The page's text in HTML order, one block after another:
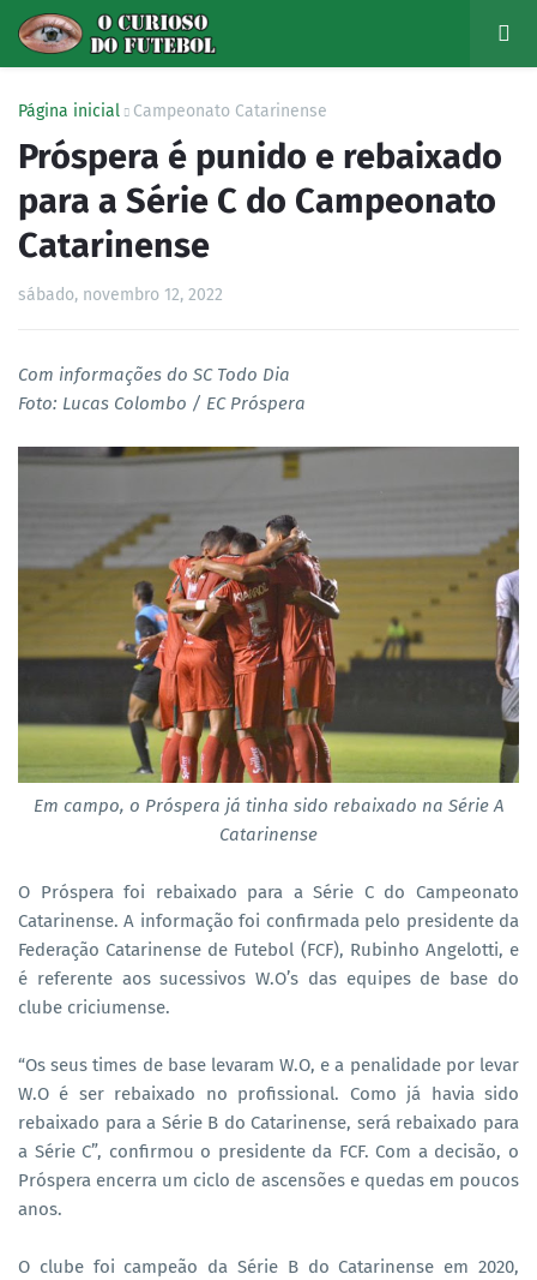
Página inicial Campeonato Catarinense
Próspera é punido e rebaixado
para a Série C do Campeonato
Catarinense
sábado, novembro 12, 2022
Com informações do SC Todo Dia
Foto: Lucas Colombo / EC Próspera
Em campo, o Próspera já tinha sido rebaixado na Série A
Catarinense
O Próspera foi rebaixado para a Série C do Campeonato
Catarinense. A informação foi confirmada pelo presidente da
Federação Catarinense de Futebol (FCF), Rubinho Angelotti, e
é referente aos sucessivos W.O’s das equipes de base do
clube criciumense.
“Os seus times de base levaram W.O, e a penalidade por levar
W.O é ser rebaixado no profissional. Como já havia sido
rebaixado para a Série B do Catarinense, será rebaixado para
a Série C”, confirmou o presidente da FCF. Com a decisão, o
Próspera encerra um ciclo de ascensões e quedas em poucos
anos.
O clube foi campeão da Série B do Catarinense em 2020,